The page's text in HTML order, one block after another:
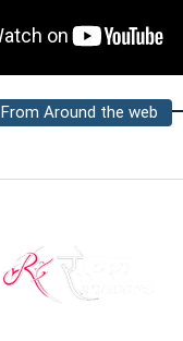
From Around the web